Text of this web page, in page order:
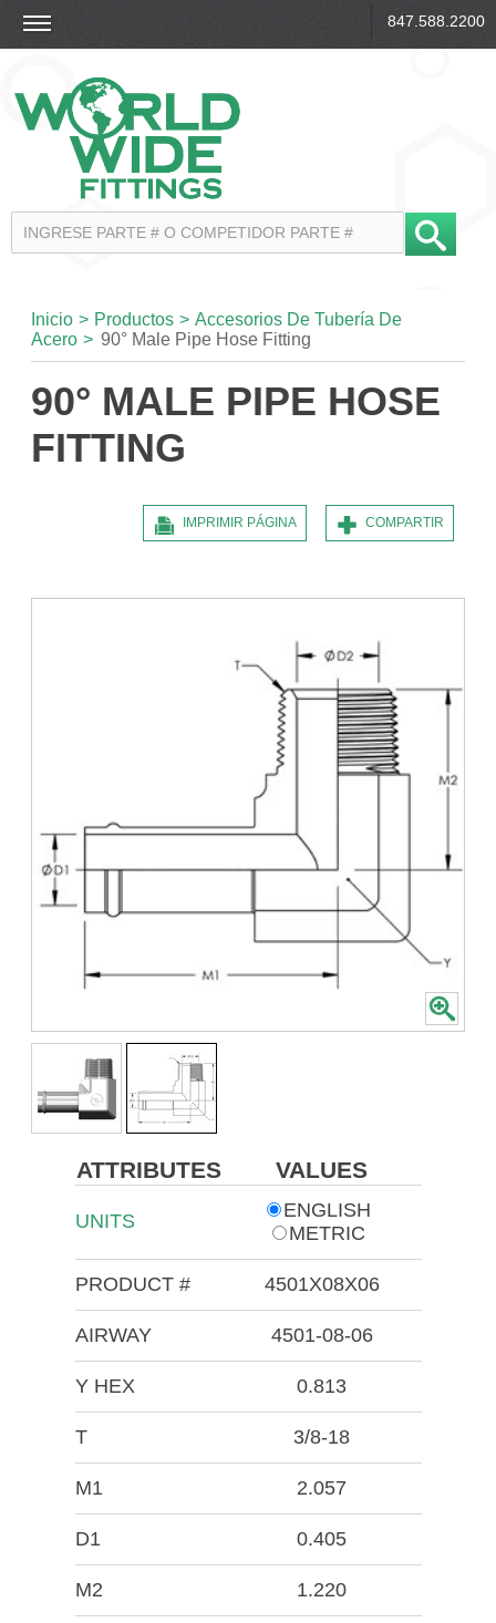
847.588.2200
Inicio > Productos > Accesorios De Tubería De
Acero > 90° Male Pipe Hose Fitting
90° MALE PIPE HOSE
FITTING
COMPARTIR
IMPRIMIR PÁGINA
ATTRIBUTES VALUES
UNITS
ENGLISH
METRIC
PRODUCT # 4501X08X06
AIRWAY 4501-08-06
Y HEX 0.813
T 3/8-18
M1 2.057
D1 0.405
M2 1.220